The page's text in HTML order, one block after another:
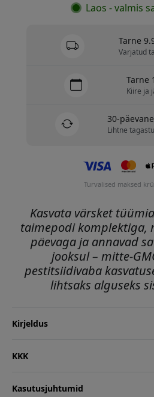
Laos - valmis
Tarne
Varjatud
Tarne
Kiire ja
30-
Lihtne
Turvalised maksed
Kasvata värsket
taimepodi komplektiga,
päevaga ja annavad
jooksul – mitte-
pestitsiidivaba
lihtsaks alguseks
Kirjeldus
KKK
Kasutusjuhtumid